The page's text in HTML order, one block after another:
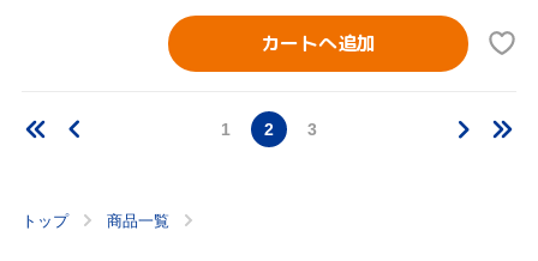
カートへ追加
1 2 3
トップ 商品一覧